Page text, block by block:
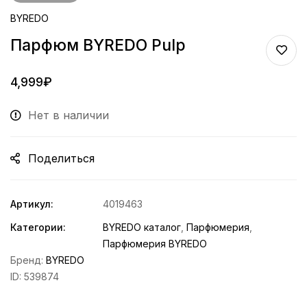
BYREDO
Парфюм BYREDO Pulp
4,999₽
Нет в наличии
Поделиться
Артикул:
4019463
Категории:
BYREDO каталог Парфюмерия
Парфюмерия BYREDO
Бренд: BYREDO
ID: 539874